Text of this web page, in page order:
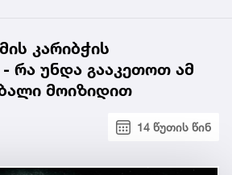
კარიბჭის
რა უნდა გააკეთოთ ამ
მოიზიდით
14 წუთის წინ